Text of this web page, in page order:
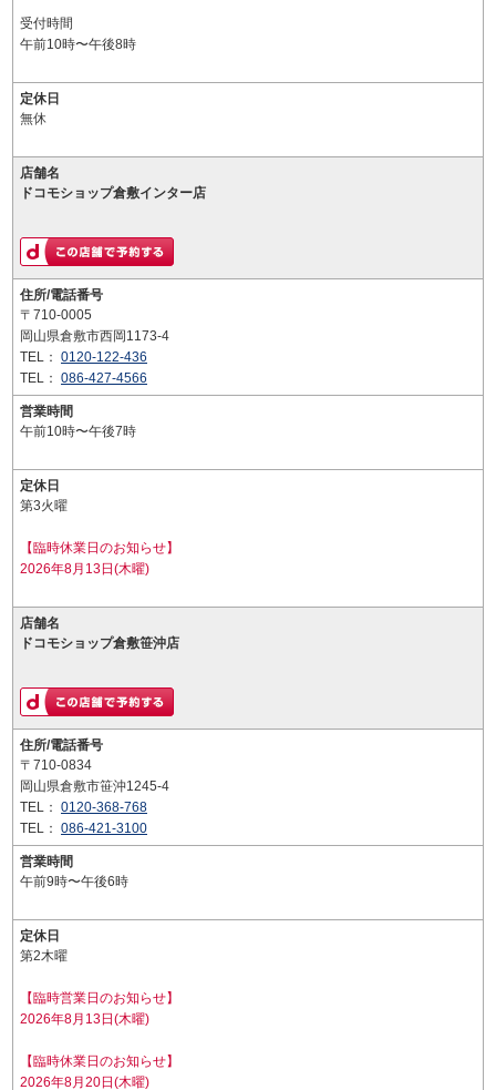
受付時間
午前10時〜午後8時
定休日
無休
店舗名
ドコモショップ倉敷インター店
住所/電話番号
〒710-0005
岡山県倉敷市西岡1173-4
TEL： 0120-122-436
TEL： 086-427-4566
営業時間
午前10時〜午後7時
定休日
第3火曜
【臨時休業日のお知らせ】
2026年8月13日(木曜)
店舗名
ドコモショップ倉敷笹沖店
住所/電話番号
〒710-0834
岡山県倉敷市笹沖1245-4
TEL： 0120-368-768
TEL： 086-421-3100
営業時間
午前9時〜午後6時
定休日
第2木曜
【臨時営業日のお知らせ】
2026年8月13日(木曜)
【臨時休業日のお知らせ】
2026年8月20日(木曜)